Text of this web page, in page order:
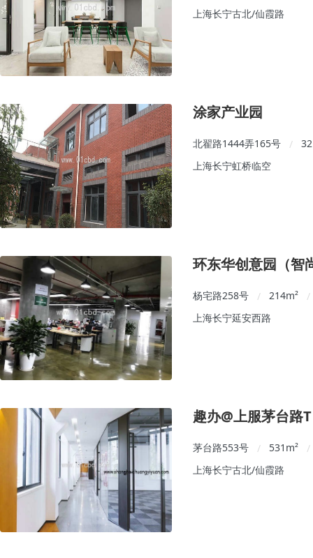
上海长宁古北/仙霞路
涂家产业园
北翟路1444弄165号 /
上海长宁虹桥临空
环东华创意园（智
杨宅路258号 / 214m²
/
上海长宁延安西路
趣办@上服茅台路
茅台路553号 / 531 m²
/
上海长宁古北/仙霞路